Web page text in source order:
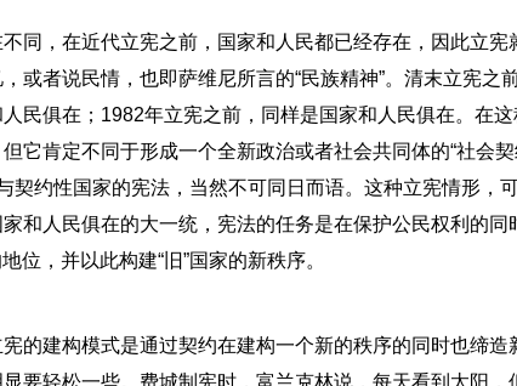
同，在近代立宪之前，国家和人民都已经存在，因此立宪
或者说民情，也即萨维尼所言的“民族精神”。清末立宪之
民俱在；1982年立宪之前，同样是国家和人民俱在。在
它肯定不同于形成一个全新政治或者社会共同体的“社会
契约性国家的宪法，当然不可同日而语。这种立宪情形，
和人民俱在的大一统，宪法的任务是在保护公民权利的同
位，并以此构建“旧”国家的新秩序。
的建构模式是通过契约在建构一个新的秩序的同时也缔造
显要轻松一些。费城制宪时，富兰克林说，每天看到太阳